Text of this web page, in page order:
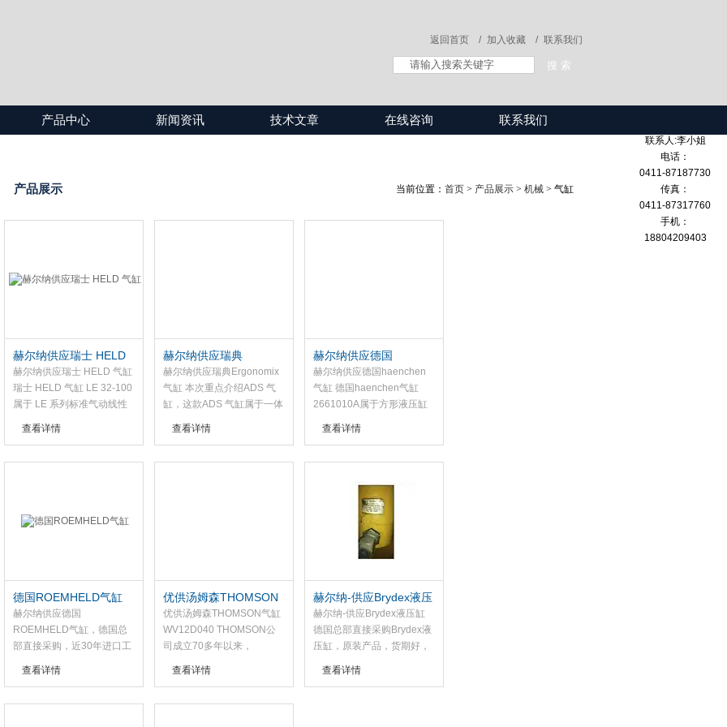
司
联系我们
加入收藏 /
返回首页 /
产品中心 新闻资讯 技术文章 在线咨询 联系我们
产品展示 当前位置： 首页 > 产品展示 > 机械 > 气缸
赫尔纳供应瑞士 HELD
气缸
赫尔纳供应瑞士 HELD 气缸
瑞士 HELD 气缸 LE 32-100
属于 LE 系列标准气动线性
定行程 100mm 的双作用气
32-100 组合安装搭建十字滑
查看详情
赫尔纳供应瑞典
Ergonomix气缸
赫尔纳供应瑞典Ergonomix
气缸 本次重点介绍ADS 气
缸，这款ADS 气缸属于一体
凑，运行状态下稳定性表现
查看详情
赫尔纳供应德国
haenchen气缸
赫尔纳供应德国haenchen
气缸 德国haenchen气缸
2661010A属于方形液压缸
计，是一款小型差动式液压
脂剂量输送等场景。作为德
国haenchen气缸中的经典
小型型号，2661010A具备
结构紧凑、安装便捷的特
点，可直接从库存供货，无
查看详情
德国ROEMHELD气缸
赫尔纳供应德国
ROEMHELD气缸，德国总
部直接采购，近30年进口工
型，为您提供一对一的解决
查看详情
优供汤姆森THOMSON
气缸WV12D040
优供汤姆森THOMSON气缸
WV12D040 THOMSON公
司成立70多年以来，
厂自动化，材料处理，医
查看详情
赫尔纳-供应Brydex液压
缸
赫尔纳-供应Brydex液压缸
德国总部直接采购Brydex液
压缸，原装产品，货期好，
好的解决方案；赫尔纳大连
查看详情
联系人:李小姐
电话：
0411-87187730
传真：
0411-87317760
手机：
18804209403